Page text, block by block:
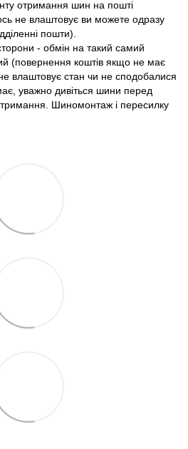
отримання шин на пошті
не влаштовує ви можете одразу
пошти).
- обмін на такий самий
(повернення коштів якщо не має
влаштовує стан чи не сподобалися
уважно дивіться шини перед
Шиномонтаж і пересилку